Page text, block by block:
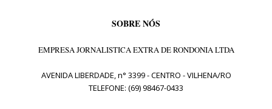
SOBRE NÓS
EMPRESA JORNALISTICA EXTRA DE RONDONIA LTDA
AVENIDA LIBERDADE, n° 3399 - CENTRO - VILHENA/RO
TELEFONE: (69) 98467-0433